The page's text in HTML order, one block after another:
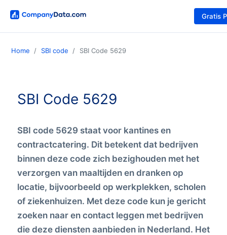
Gratis
Home SBI code SBI Code 5629
SBI Code 5629
SBI code 5629 staat voor kantines en
contractcatering. Dit betekent dat bedrijven
binnen deze code zich bezighouden met het
verzorgen van maaltijden en dranken op
locatie, bijvoorbeeld op werkplekken, scholen
of ziekenhuizen. Met deze code kun je gericht
zoeken naar en contact leggen met bedrijven
die deze diensten aanbieden in Nederland. Het